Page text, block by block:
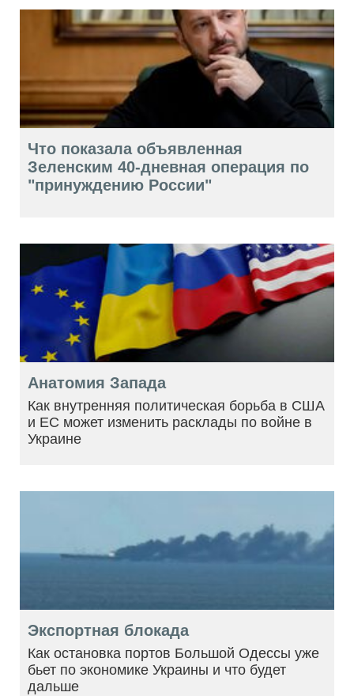
Что показала объявленная
Зеленским 40-дневная операция по
"принуждению России"
Анатомия Запада
Как внутренняя политическая борьба в США
и ЕС может изменить расклады по войне в
Украине
Экспортная блокада
Как остановка портов Большой Одессы уже
бьет по экономике Украины и что будет
дальше